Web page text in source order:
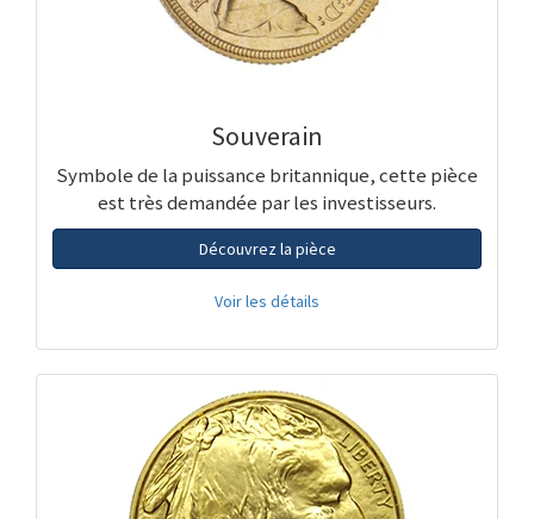
Souverain
Symbole de la puissance britannique, cette pièce
est très demandée par les investisseurs.
Découvrez la pièce
Voir les détails